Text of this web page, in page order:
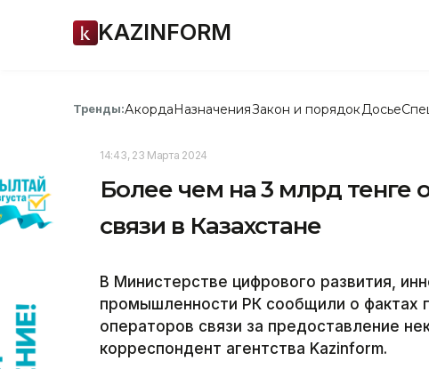
KAZINFORM
Тренды:АкордаНазначенияЗакон и порядок Досье
14:43, 23 Марта 2024
Более чем на 3 млрд
связи в Казахстане
В Министерстве цифрового развития,
промышленности РК сообщили о фактах
операторов связи за предоставление
корреспондент агентства Kazinform.